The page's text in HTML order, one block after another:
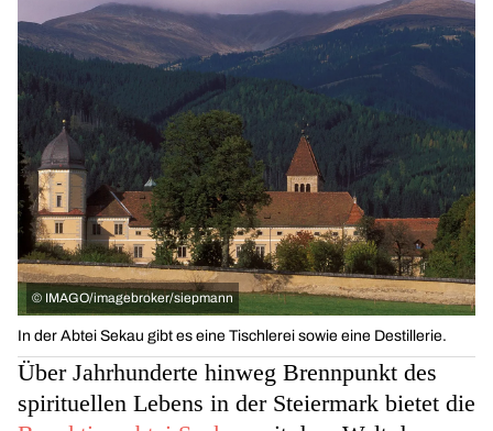
© IMAGO/imagebroker/siepmann
In der Abtei Sekau gibt es eine Tischlerei sowie eine Destillerie.
Über Jahrhunderte hinweg Brennpunkt des
spirituellen Lebens in der Steiermark bietet die